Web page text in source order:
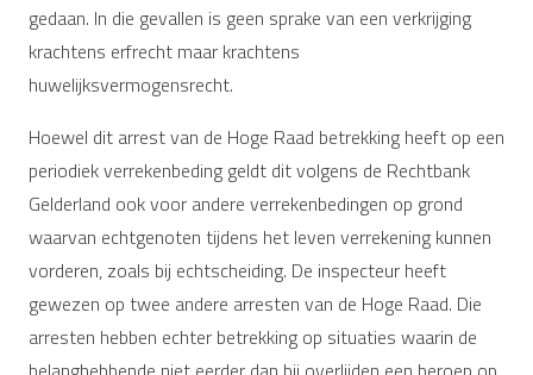
gedaan. In die gevallen is geen sprake van een verkrijging
krachtens erfrecht maar krachtens
huwelijksvermogensrecht.
Hoewel dit arrest van de Hoge Raad betrekking heeft op een
periodiek verrekenbeding geldt dit volgens de Rechtbank
Gelderland ook voor andere verrekenbedingen op grond
waarvan echtgenoten tijdens het leven verrekening kunnen
vorderen, zoals bij echtscheiding. De inspecteur heeft
gewezen op twee andere arresten van de Hoge Raad. Die
arresten hebben echter betrekking op situaties waarin de